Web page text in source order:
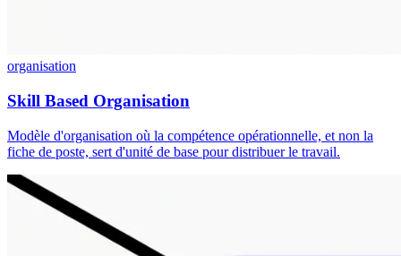
organisation
Skill Based Organisation
Modèle d'organisation où la compétence opérationnelle, et non la
fiche de poste, sert d'unité de base pour distribuer le travail.